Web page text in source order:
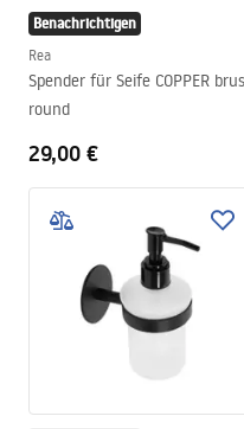
Benachrichtigen
Rea
Spender für Seife COPPER
round
29,00 €